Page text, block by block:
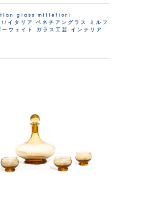
glass millefiori
タリア ベネチアングラス ミルフ
ーウェイト ガラス工芸 インテリア